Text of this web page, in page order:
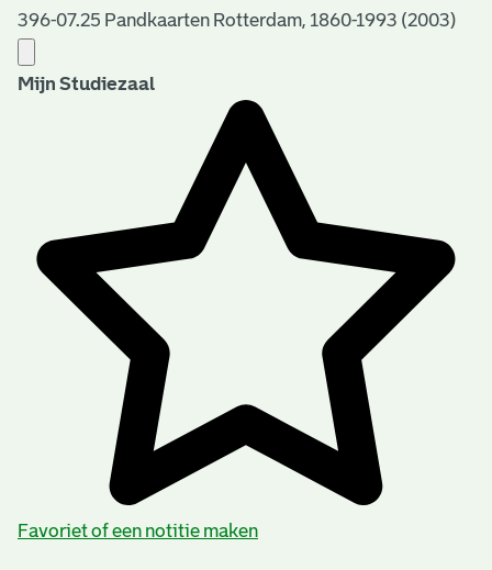
396-07.25 Pandkaarten Rotterdam, 1860-1993 (2003)
Mijn Studiezaal
Favoriet of een notitie maken